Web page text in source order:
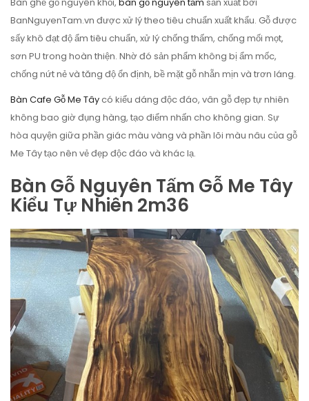
BanNguyenTam.vn được xử lý theo tiêu chuẩn xuất khẩu. Gỗ được
sấy khô đạt độ ẩm tiêu chuẩn, xử lý chống thấm, chống mối mọt,
sơn PU trong hoàn thiện. Nhờ đó sản phẩm không bị ẩm mốc,
chống nứt nẻ và tăng độ ổn định, bề mặt gỗ nhẵn mịn và trơn láng.
Bàn Cafe Gỗ Me Tâycó kiểu dáng độc đáo, vân gỗ đẹp tự nhiên
không bao giờ đụng hàng, tạo điểm nhấn cho không gian. Sự
hòa quyện giữa phần giác màu vàng và phần lõi màu nâu của gỗ
Me Tây tạo nên vẻ đẹp độc đáo và khác lạ.
Bàn Gỗ Nguyên Tấm Gỗ Me Tây
Kiểu Tự Nhiên 2m36